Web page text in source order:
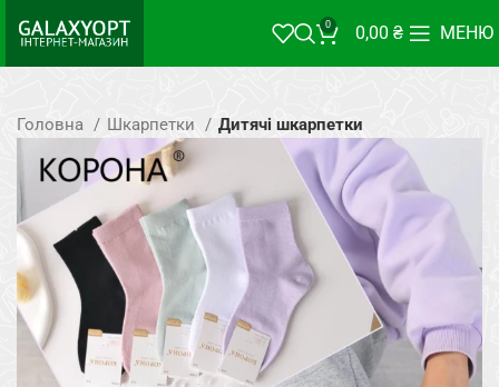
0 0,00 ₴ МЕНЮ
Головна Шкарпетки Дитячі шкарпетки